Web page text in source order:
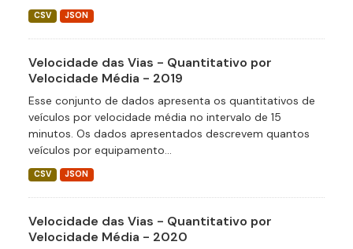
CSV JSON
Velocidade das Vias - Quantitativo por
Velocidade Média - 2019
Esse conjunto de dados apresenta os quantitativos de
veículos por velocidade média no intervalo de 15
minutos. Os dados apresentados descrevem quantos
veículos por equipamento...
CSV JSON
Velocidade das Vias - Quantitativo por
Velocidade Média - 2020